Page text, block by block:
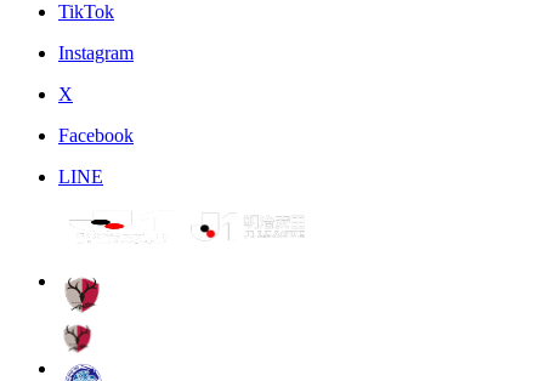
TikTok
Instagram
X
Facebook
LINE